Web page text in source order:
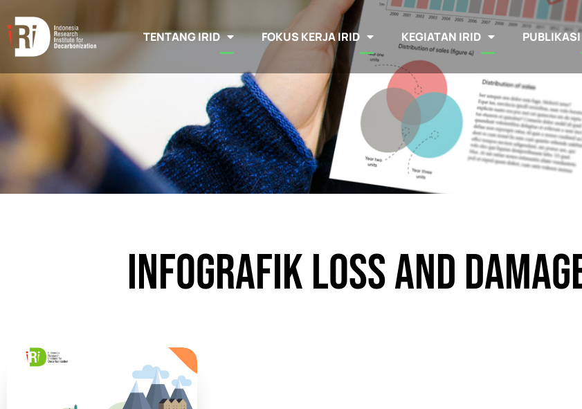
TENTANG IRID FOKUS KERJA IRID KEGIATAN IRID PUBLIKASI
Infografik Loss and